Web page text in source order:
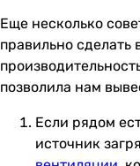
Еще несколько
правильно сделать
позволила нам
Если рядом
источник